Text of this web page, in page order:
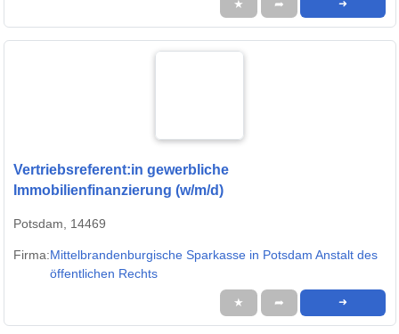
★ ➦ ➜
Vertriebsreferent:in gewerbliche
Immobilienfinanzierung (w/m/d)
Potsdam, 14469
Firma:Mittelbrandenburgische Sparkasse in Potsdam Anstalt des
öffentlichen Rechts
★ ➦ ➜